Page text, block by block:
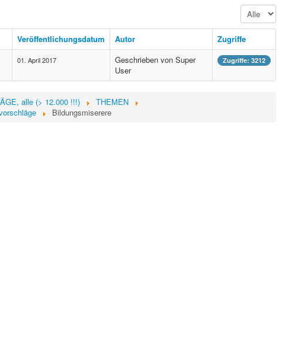
Anzeige #
Veröffentlichungsdatum Autor
Zugriffe
01. April 2017
Geschrieben von Super
User
Zugriffe: 3212
alle (> 12.000 !!!)
THEMEN
Bildungsmiserere